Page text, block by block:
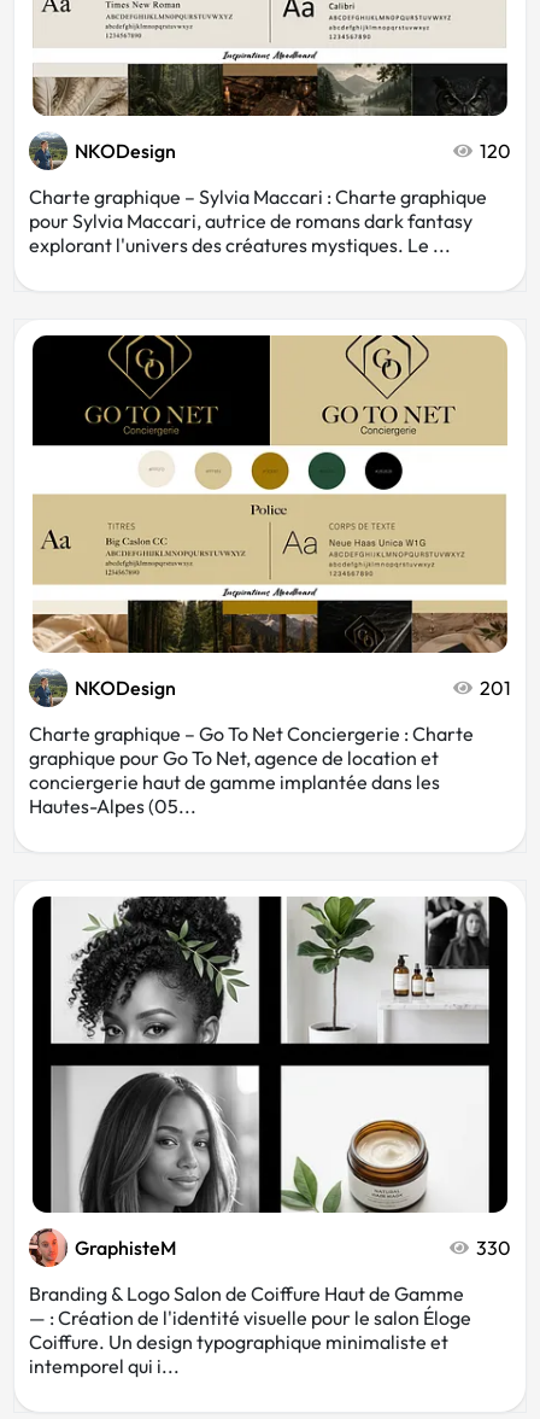
NKODesign
120
Charte graphique – Sylvia Maccari : Charte graphique
pour Sylvia Maccari, autrice de romans dark fantasy
explorant l'univers des créatures mystiques. Le ...
NKODesign
201
Charte graphique – Go To Net Conciergerie : Charte
graphique pour Go To Net, agence de location et
conciergerie haut de gamme implantée dans les
Hautes-Alpes (05...
GraphisteM
330
Branding & Logo Salon de Coiffure Haut de Gamme
— : Création de l'identité visuelle pour le salon Éloge
Coiffure. Un design typographique minimaliste et
intemporel qui i...